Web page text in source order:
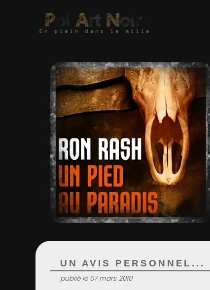
UN AVIS PERSONNEL...
publié le 07 mars 2010